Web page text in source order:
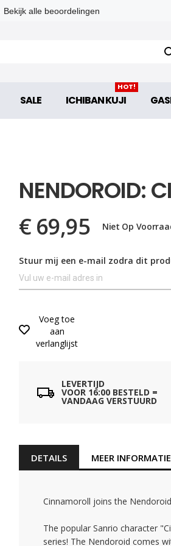
Bekijk alle beoordelingen
SALE ICHIBAN KUJI
HOT!
NENDOROID:
€ 69,95 Niet Op
Stuur mij een e-mail zodra dit
Voeg toe
aan
verlanglijst
LEVERTIJD
VOOR 16:00 BESTELD =
VANDAAG VERSTUURD
DETAILS
Cinnamoroll joins the
The popular Sanrio character
series! The Nendoroid comes
MEER INFORMATIE